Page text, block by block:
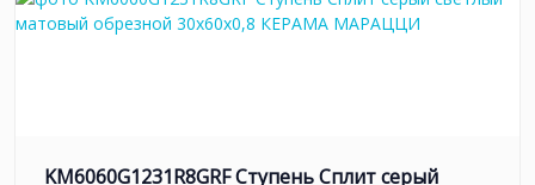
KM6060G1231R8GRF Ступень Сплит серый